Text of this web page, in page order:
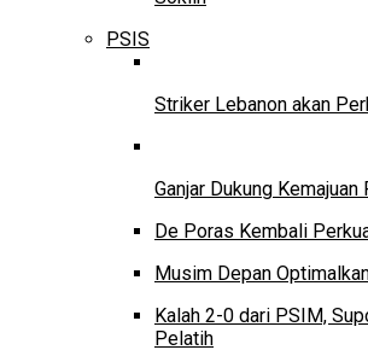
PSIS
Striker Lebanon akan
Ganjar Dukung Kemajuan
De Poras Kembali
Musim Depan
Kalah 2-0 dari PSIM,
Pelatih